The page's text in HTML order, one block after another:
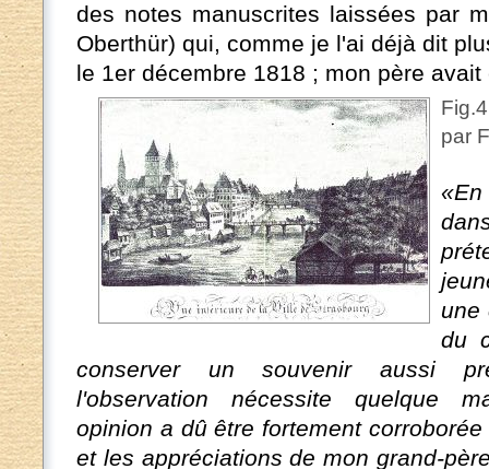
des notes manuscrites laissées par
Oberthür) qui, comme je l'ai déjà dit
le 1er décembre 1818 ; mon père
par
«En
une
du
conserver un souvenir aussi
l'observation nécessite quelque
opinion a dû être fortement
et les appréciations de mon grand-